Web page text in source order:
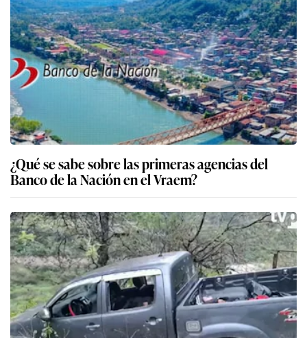
¿Qué se sabe sobre las primeras agencias del
Banco de la Nación en el Vraem?